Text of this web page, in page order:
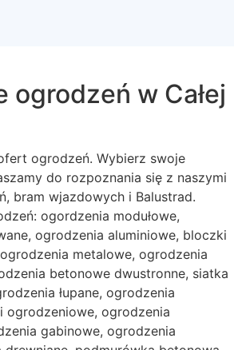
ogrodzeń w Całej
ogrodzeń. Wybierz swoje
do rozpoznania się z naszymi
bram wjazdowych i Balustrad.
ogordzenia modułowe,
ogrodzenia aluminiowe, bloczki
metalowe, ogrodzenia
betonowe dwustronne, siatka
łupane, ogrodzenia
ogrodzeniowe, ogrodzenia
gabinowe, ogrodzenia